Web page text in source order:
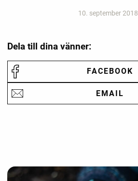
10. september 2018
Dela till dina vänner:
FACEBOOK
EMAIL